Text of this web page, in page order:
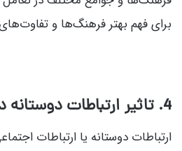
برای فهم بهتر فرهنگ‌ها و
4. تاثیر ارتباطات دوستانه در یادگیری زبان
ارتباطات دوستانه یا ارتباطات